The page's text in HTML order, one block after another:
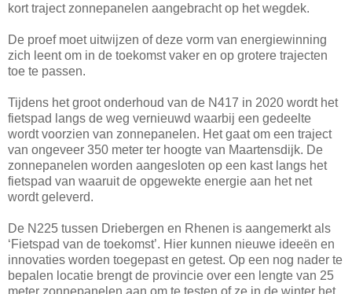
kort traject zonnepanelen aangebracht op het wegdek.
De proef moet uitwijzen of deze vorm van energiewinning
zich leent om in de toekomst vaker en op grotere trajecten
toe te passen.
Tijdens het groot onderhoud van de N417 in 2020 wordt het
fietspad langs de weg vernieuwd waarbij een gedeelte
wordt voorzien van zonnepanelen. Het gaat om een traject
van ongeveer 350 meter ter hoogte van Maartensdijk. De
zonnepanelen worden aangesloten op een kast langs het
fietspad van waaruit de opgewekte energie aan het net
wordt geleverd.
De N225 tussen Driebergen en Rhenen is aangemerkt als
‘Fietspad van de toekomst’. Hier kunnen nieuwe ideeën en
innovaties worden toegepast en getest. Op een nog nader te
bepalen locatie brengt de provincie over een lengte van 25
meter zonnepanelen aan om te testen of ze in de winter het